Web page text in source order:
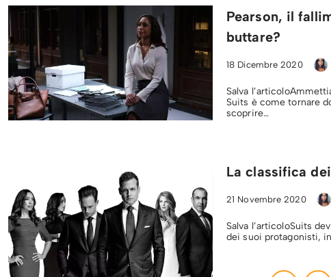
Pearson, il
buttare?
18 Dicembre 2020
Salva
Suits è come tornare
scoprire…
La classifica
21 Novembre 2020
Salva l’articoloSuits
dei suoi protagonisti,